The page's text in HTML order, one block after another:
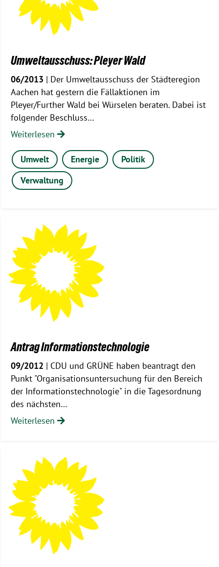
Umweltausschuss: Pleyer Wald
06/2013 | Der Umweltausschuss der Städteregion
Aachen hat gestern die Fällaktionen im
Pleyer/Further Wald bei Würselen beraten. Dabei ist
folgender Beschluss…
Weiterlesen
Umwelt Energie
Politik
Verwaltung
Antrag Informationstechnologie
09/2012 | CDU und GRÜNE haben beantragt den
Punkt "Organisationsuntersuchung für den Bereich
der Informationstechnologie" in die Tagesordnung
des nächsten…
Weiterlesen